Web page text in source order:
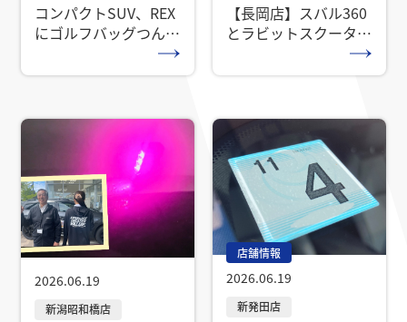
コンパクトSUV、REX
にゴルフバッグつんで
【長岡店】スバル360
とラビットスクーター
2026.06.19
店舗情報
2026.06.19